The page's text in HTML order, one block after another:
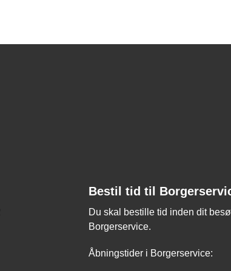
Bestil tid til
Du skal bestille tid inden dit
Borgerservice.
Åbningstider i Borgerservice: